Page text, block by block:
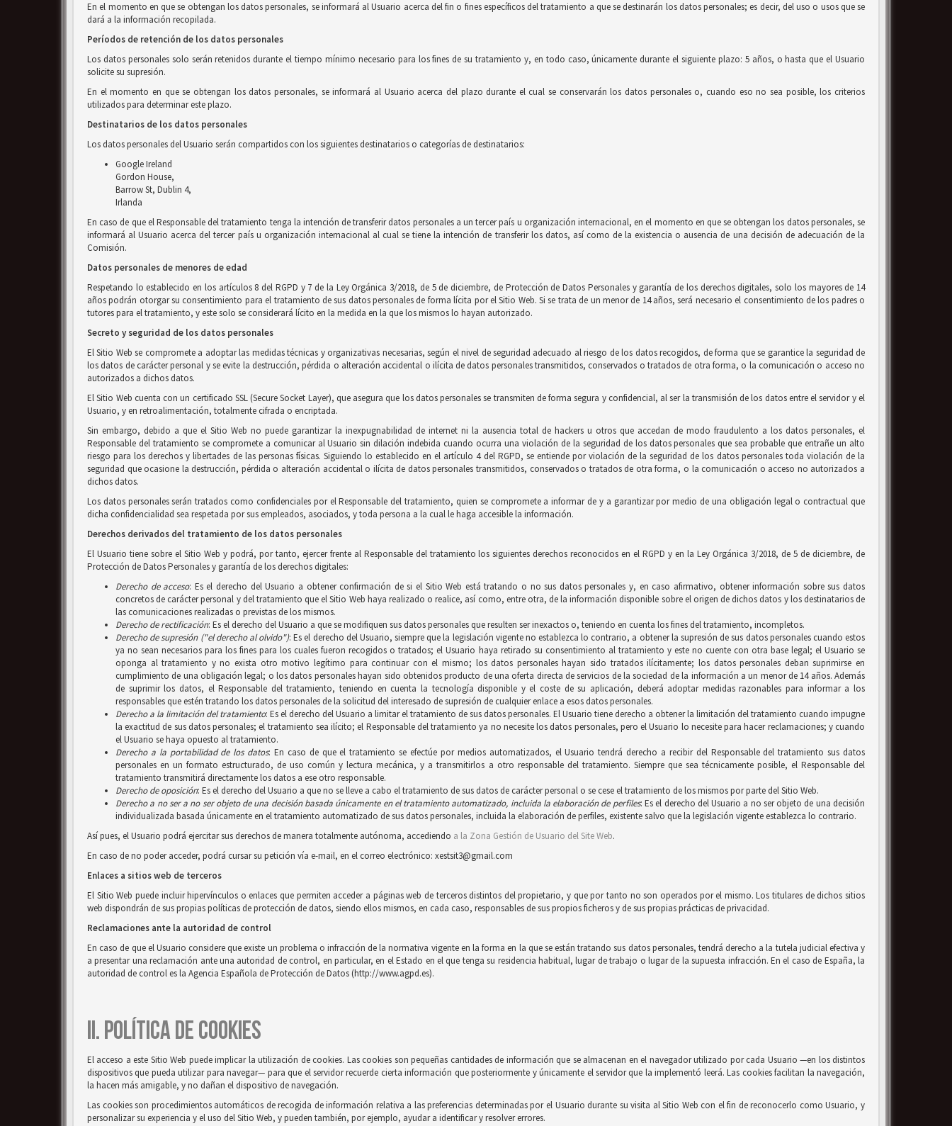
En el momento en que se obtengan los datos personales, se informará al Usuario acerca del fin o fines específicos del tratamiento a que se destinarán los datos personales; es decir, del uso o usos que se
dará a la información recopilada.
Períodos de retención de los datos personales
Los datos personales solo serán retenidos durante el tiempo mínimo necesario para los fines de su tratamiento y, en todo caso, únicamente durante el siguiente plazo: 5 años, o hasta que el Usuario
solicite su supresión.
En el momento en que se obtengan los datos personales, se informará al Usuario acerca del plazo durante el cual se conservarán los datos personales o, cuando eso no sea posible, los criterios
utilizados para determinar este plazo.
Destinatarios de los datos personales
Los datos personales del Usuario serán compartidos con los siguientes destinatarios o categorías de destinatarios:
Google Ireland
Gordon House,
Barrow St, Dublin 4,
Irlanda
En caso de que el Responsable del tratamiento tenga la intención de transferir datos personales a un tercer país u organización internacional, en el momento en que se obtengan los datos personales, se
informará al Usuario acerca del tercer país u organización internacional al cual se tiene la intención de transferir los datos, así como de la existencia o ausencia de una decisión de adecuación de la
Comisión.
Datos personales de menores de edad
Respetando lo establecido en los artículos 8 del RGPD y 7 de la Ley Orgánica 3/2018, de 5 de diciembre, de Protección de Datos Personales y garantía de los derechos digitales, solo los mayores de 14
años podrán otorgar su consentimiento para el tratamiento de sus datos personales de forma lícita por el Sitio Web. Si se trata de un menor de 14 años, será necesario el consentimiento de los padres o
tutores para el tratamiento, y este solo se considerará lícito en la medida en la que los mismos lo hayan autorizado.
Secreto y seguridad de los datos personales
El Sitio Web se compromete a adoptar las medidas técnicas y organizativas necesarias, según el nivel de seguridad adecuado al riesgo de los datos recogidos, de forma que se garantice la seguridad de
los datos de carácter personal y se evite la destrucción, pérdida o alteración accidental o ilícita de datos personales transmitidos, conservados o tratados de otra forma, o la comunicación o acceso no
autorizados a dichos datos.
El Sitio Web cuenta con un certificado SSL (Secure Socket Layer), que asegura que los datos personales se transmiten de forma segura y confidencial, al ser la transmisión de los datos entre el servidor y el
Usuario, y en retroalimentación, totalmente cifrada o encriptada.
Sin embargo, debido a que el Sitio Web no puede garantizar la inexpugnabilidad de internet ni la ausencia total de hackers u otros que accedan de modo fraudulento a los datos personales, el
Responsable del tratamiento se compromete a comunicar al Usuario sin dilación indebida cuando ocurra una violación de la seguridad de los datos personales que sea probable que entrañe un alto
riesgo para los derechos y libertades de las personas físicas. Siguiendo lo establecido en el artículo 4 del RGPD, se entiende por violación de la seguridad de los datos personales toda violación de la
seguridad que ocasione la destrucción, pérdida o alteración accidental o ilícita de datos personales transmitidos, conservados o tratados de otra forma, o la comunicación o acceso no autorizados a
dichos datos.
Los datos personales serán tratados como confidenciales por el Responsable del tratamiento, quien se compromete a informar de y a garantizar por medio de una obligación legal o contractual que
dicha confidencialidad sea respetada por sus empleados, asociados, y toda persona a la cual le haga accesible la información.
Derechos derivados del tratamiento de los datos personales
El Usuario tiene sobre el Sitio Web y podrá, por tanto, ejercer frente al Responsable del tratamiento los siguientes derechos reconocidos en el RGPD y en la Ley Orgánica 3/2018, de 5 de diciembre, de
Protección de Datos Personales y garantía de los derechos digitales:
Derecho de acceso: Es el derecho del Usuario a obtener confirmación de si el Sitio Web está tratando o no sus datos personales y, en caso afirmativo, obtener información sobre sus datos
concretos de carácter personal y del tratamiento que el Sitio Web haya realizado o realice, así como, entre otra, de la información disponible sobre el origen de dichos datos y los destinatarios de
las comunicaciones realizadas o previstas de los mismos.
Derecho de rectificación: Es el derecho del Usuario a que se modifiquen sus datos personales que resulten ser inexactos o, teniendo en cuenta los fines del tratamiento, incompletos.
Derecho de supresión ("el derecho al olvido"): Es el derecho del Usuario, siempre que la legislación vigente no establezca lo contrario, a obtener la supresión de sus datos personales cuando estos
ya no sean necesarios para los fines para los cuales fueron recogidos o tratados; el Usuario haya retirado su consentimiento al tratamiento y este no cuente con otra base legal; el Usuario se
oponga al tratamiento y no exista otro motivo legítimo para continuar con el mismo; los datos personales hayan sido tratados ilícitamente; los datos personales deban suprimirse en
cumplimiento de una obligación legal; o los datos personales hayan sido obtenidos producto de una oferta directa de servicios de la sociedad de la información a un menor de 14 años. Además
de suprimir los datos, el Responsable del tratamiento, teniendo en cuenta la tecnología disponible y el coste de su aplicación, deberá adoptar medidas razonables para informar a los
responsables que estén tratando los datos personales de la solicitud del interesado de supresión de cualquier enlace a esos datos personales.
Derecho a la limitación del tratamiento: Es el derecho del Usuario a limitar el tratamiento de sus datos personales. El Usuario tiene derecho a obtener la limitación del tratamiento cuando impugne
la exactitud de sus datos personales; el tratamiento sea ilícito; el Responsable del tratamiento ya no necesite los datos personales, pero el Usuario lo necesite para hacer reclamaciones; y cuando
el Usuario se haya opuesto al tratamiento.
Derecho a la portabilidad de los datos: En caso de que el tratamiento se efectúe por medios automatizados, el Usuario tendrá derecho a recibir del Responsable del tratamiento sus datos
personales en un formato estructurado, de uso común y lectura mecánica, y a transmitirlos a otro responsable del tratamiento. Siempre que sea técnicamente posible, el Responsable del
tratamiento transmitirá directamente los datos a ese otro responsable.
Derecho de oposición: Es el derecho del Usuario a que no se lleve a cabo el tratamiento de sus datos de carácter personal o se cese el tratamiento de los mismos por parte del Sitio Web.
Derecho a no ser a no ser objeto de una decisión basada únicamente en el tratamiento automatizado, incluida la elaboración de perfiles: Es el derecho del Usuario a no ser objeto de una decisión
individualizada basada únicamente en el tratamiento automatizado de sus datos personales, incluida la elaboración de perfiles, existente salvo que la legislación vigente establezca lo contrario.
Así pues, el Usuario podrá ejercitar sus derechos de manera totalmente autónoma, accediendo a la Zona Gestión de Usuario del Site Web.
En caso de no poder acceder, podrá cursar su petición vía e-mail, en el correo electrónico: xestsit3@gmail.com
Enlaces a sitios web de terceros
El Sitio Web puede incluir hipervínculos o enlaces que permiten acceder a páginas web de terceros distintos del propietario, y que por tanto no son operados por el mismo. Los titulares de dichos sitios
web dispondrán de sus propias políticas de protección de datos, siendo ellos mismos, en cada caso, responsables de sus propios ficheros y de sus propias prácticas de privacidad.
Reclamaciones ante la autoridad de control
En caso de que el Usuario considere que existe un problema o infracción de la normativa vigente en la forma en la que se están tratando sus datos personales, tendrá derecho a la tutela judicial efectiva y
a presentar una reclamación ante una autoridad de control, en particular, en el Estado en el que tenga su residencia habitual, lugar de trabajo o lugar de la supuesta infracción. En el caso de España, la
autoridad de control es la Agencia Española de Protección de Datos (http://www.agpd.es).
II. POLÍTICA DE COOKIES
El acceso a este Sitio Web puede implicar la utilización de cookies. Las cookies son pequeñas cantidades de información que se almacenan en el navegador utilizado por cada Usuario —en los distintos
dispositivos que pueda utilizar para navegar— para que el servidor recuerde cierta información que posteriormente y únicamente el servidor que la implementó leerá. Las cookies facilitan la navegación,
la hacen más amigable, y no dañan el dispositivo de navegación.
Las cookies son procedimientos automáticos de recogida de información relativa a las preferencias determinadas por el Usuario durante su visita al Sitio Web con el fin de reconocerlo como Usuario, y
personalizar su experiencia y el uso del Sitio Web, y pueden también, por ejemplo, ayudar a identificar y resolver errores.